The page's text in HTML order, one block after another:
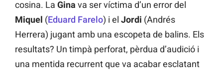
cosina. La Gina va ser víctima d’un error del
Miquel (Eduard Farelo) i el Jordi (Andrés
Herrera) jugant amb una escopeta de balins. Els
resultats? Un timpà perforat, pèrdua d’audició i
una mentida recurrent que va acabar esclatant